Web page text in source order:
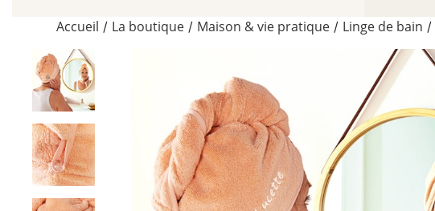
Accueil / La boutique / Maison & vie pratique / Linge de bain /